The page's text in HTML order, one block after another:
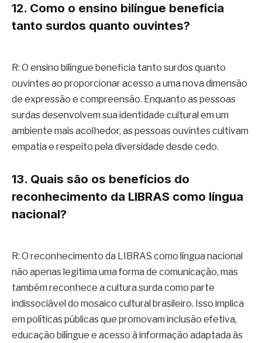
12. Como o ensino bilíngue beneficia
tanto surdos quanto ouvintes?
R: O ensino bilíngue beneficia tanto surdos quanto
ouvintes ao proporcionar acesso a uma nova dimensão
de expressão e compreensão. Enquanto as pessoas
surdas desenvolvem sua identidade cultural em um
ambiente mais acolhedor, as pessoas ouvintes cultivam
empatia e respeito pela diversidade desde cedo.
13. Quais são os benefícios do
reconhecimento da LIBRAS como língua
nacional?
R: O reconhecimento da LIBRAS como língua nacional
não apenas legitima uma forma de comunicação, mas
também reconhece a cultura surda como parte
indissociável do mosaico cultural brasileiro. Isso implica
em políticas públicas que promovam inclusão efetiva,
educação bilíngue e acesso à informação adaptada às